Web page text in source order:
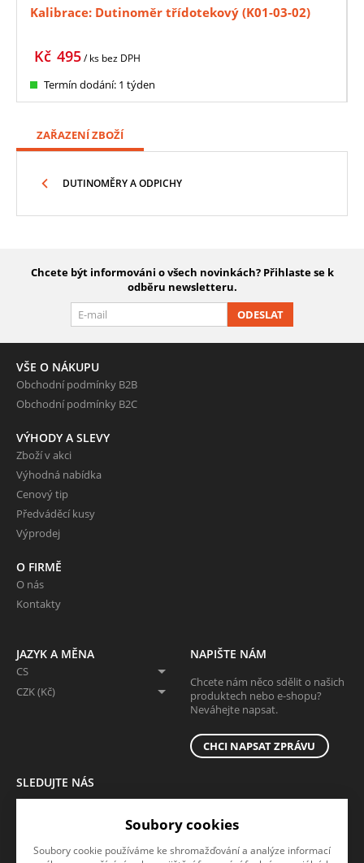
Kalibrace: Dutinoměr třídotekový (K01-03-02)
495
Kč / ks bez DPH
Termín dodání: 1 týden
ZAŘAZENÍ ZBOŽÍ
DUTINOMĚRY A ODPICHY
Chcete být informováni o všech novinkách? Přihlaste se k
odběru newsletteru.
ODESLAT
VŠE O NÁKUPU
Obchodní podmínky B2B
Obchodní podmínky B2C
VÝHODY A SLEVY
Zboží v akci
Výhodná nabídka
Cenový tip
Předváděcí kusy
Výprodej
O FIRMĚ
O nás
Kontakty
JAZYK A MĚNA
CS
CZK (Kč)
NAPIŠTE NÁM
Chcete nám něco sdělit o našich
produktech nebo e-shopu?
Neváhejte napsat.
CHCI NAPSAT ZPRÁVU
SLEDUJTE NÁS
Soubory cookies
Soubory cookie používáme ke shromažďování a analýze informací